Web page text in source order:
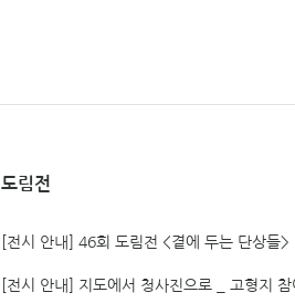
도림전
[전시 안내] 46회 도림전 <곁에 두는 단상들>
[전시 안내] 지도에서 청사진으로 _ 고형지 참